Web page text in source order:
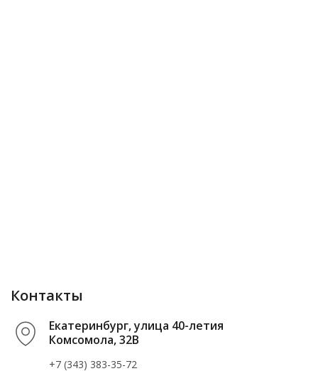
Контакты
Екатеринбург, улица 40-летия
Комсомола, 32В
+7 (343) 383-35-72